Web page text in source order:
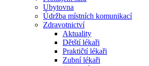
Ubytovna
Údržba místních komunikací
Zdravotnictví
Aktuality
Dětští lékaři
Praktičtí lékaři
Zubní lékaři